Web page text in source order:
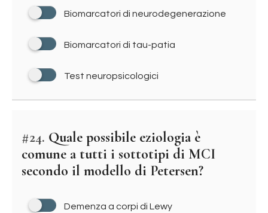
Biomarcatori di neurodegenerazione
Biomarcatori di tau-patia
Test neuropsicologici
#24. Quale possibile eziologia è
comune a tutti i sottotipi di MCI
secondo il modello di Petersen?
Demenza a corpi di Lewy